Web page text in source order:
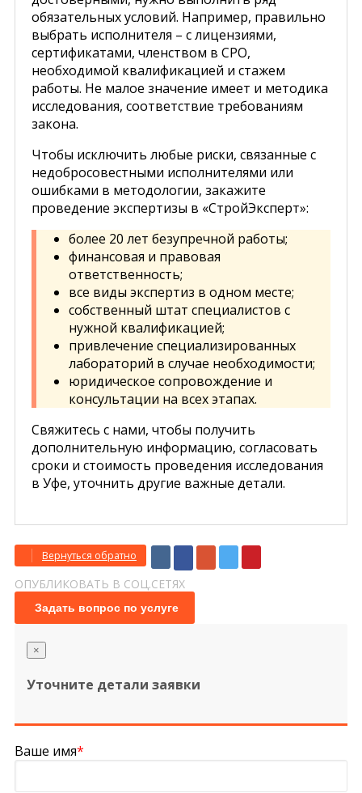
обязательных условий. Например, правильно
выбрать исполнителя – с лицензиями,
сертификатами, членством в СРО,
необходимой квалификацией и стажем
работы. Не малое значение имеет и методика
исследования, соответствие требованиям
закона.
Чтобы исключить любые риски, связанные с
недобросовестными исполнителями или
ошибками в методологии, закажите
проведение экспертизы в «СтройЭксперт»:
более 20 лет безупречной работы;
финансовая и правовая
ответственность;
все виды экспертиз в одном месте;
собственный штат специалистов с
нужной квалификацией;
привлечение специализированных
лабораторий в случае необходимости;
юридическое сопровождение и
консультации на всех этапах.
Свяжитесь с нами, чтобы получить
дополнительную информацию, согласовать
сроки и стоимость проведения исследования
в Уфе, уточнить другие важные детали.
Вернуться обратно
ОПУБЛИКОВАТЬ В СОЦ.СЕТЯХ
Задать вопрос по услуге
×
Уточните детали заявки
Ваше имя*